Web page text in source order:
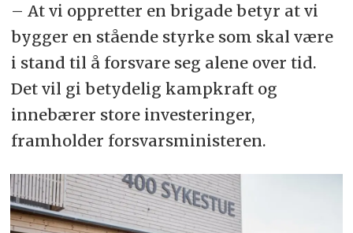
– At vi oppretter en brigade betyr at vi
bygger en stående styrke som skal være
i stand til å forsvare seg alene over tid.
Det vil gi betydelig kampkraft og
innebærer store investeringer,
framholder forsvarsministeren.